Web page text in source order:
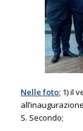
Nelle foto:1) il
S. Secondo;